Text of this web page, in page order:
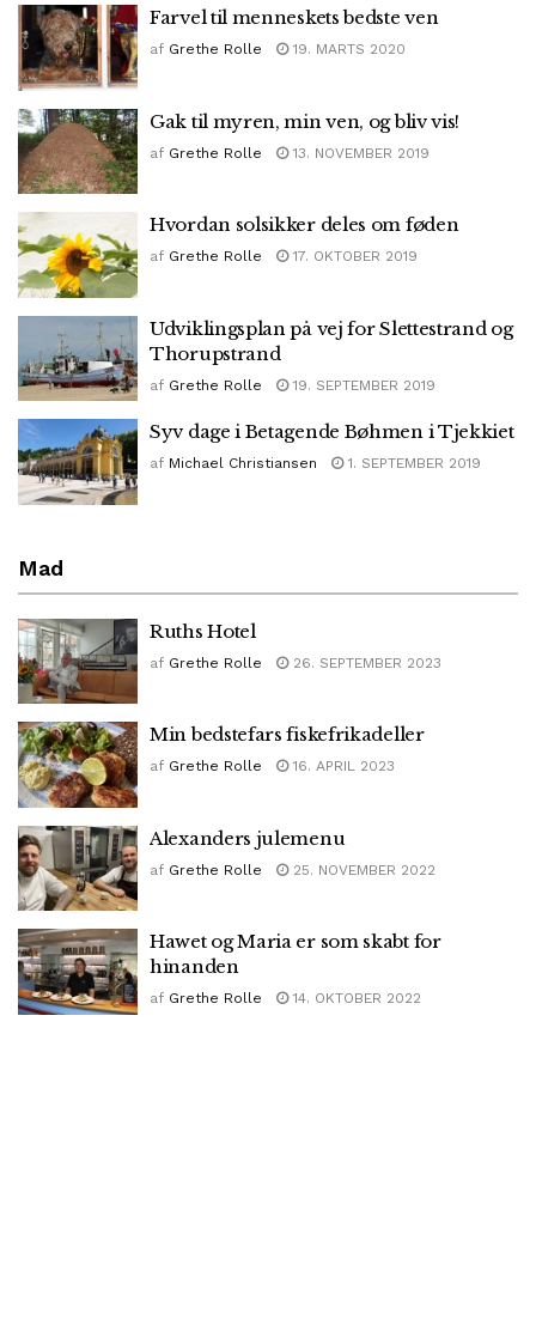
Farvel til menneskets bedste ven
af Grethe Rolle 19. MARTS 2020
Gak til myren, min ven, og bliv vis!
af Grethe Rolle 13. NOVEMBER 2019
Hvordan solsikker deles om føden
af Grethe Rolle 17. OKTOBER 2019
Udviklingsplan på vej for Slettestrand og
Thorupstrand
af Grethe Rolle 19. SEPTEMBER 2019
Syv dage i Betagende Bøhmen i Tjekkiet
af Michael Christiansen 1. SEPTEMBER 2019
Mad
Ruths Hotel
af Grethe Rolle 26. SEPTEMBER 2023
Min bedstefars fiskefrikadeller
af Grethe Rolle 16. APRIL 2023
Alexanders julemenu
af Grethe Rolle 25. NOVEMBER 2022
Hawet og Maria er som skabt for
hinanden
af Grethe Rolle 14. OKTOBER 2022